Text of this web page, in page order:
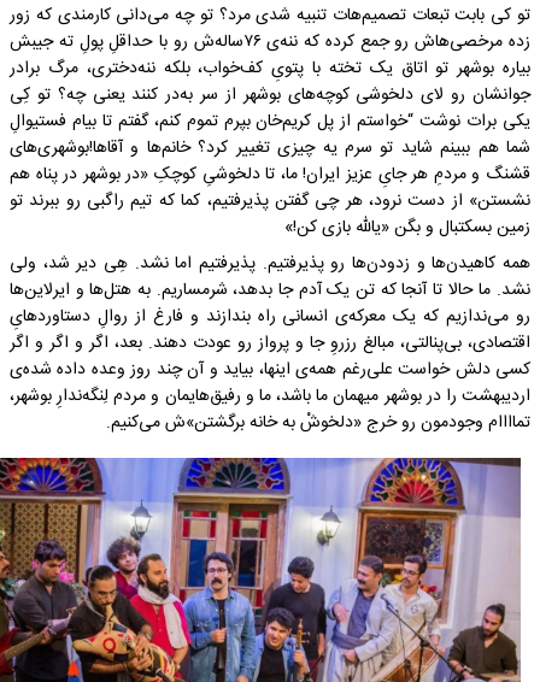
تو کی بابت تبعات تصمیم‌هات تنبیه شدی مرد؟ تو چه می‌دانی کارمندی که زور
زده مرخصی‌هاش رو جمع کرده که ننه‌ی ۷۶ساله‌ش رو با حداقلِ پولِ ته جیبش
بیاره بوشهر تو اتاق یک تخته با پتویِ کف‌خواب، بلکه ننه‌دختری، مرگ برادر
جوانشان رو لای دلخوشی کوچه‌های بوشهر از سر به‌در کنند یعنی چه؟ تو کِی
یکی برات نوشت “خواستم از پل کریم‌خان بپرم تموم کنم، گفتم تا بیام فستیوالِ
شما هم ببینم شاید تو سرم یه چیزی تغییر کرد؟ ‌‎خانم‌ها و آقاها!‌‎بوشهری‌های
قشنگ و مردمِ هر جایِ عزیز ایران! ‌‎ما، تا دلخوشیِ کوچکِ «در بوشهر در پناه هم
نشستن» از دست نرود، هر چی گفتن پذیرفتیم، کما که تیم راگبی رو ببرند تو
زمین بسکتبال و بگن «یالله بازی کن!»
همه کاهیدن‌ها و زدودن‌ها رو پذیرفتیم. ‌‎پذیرفتیم اما نشد. هِی دیر شد، ولی
نشد. ‌‎ما حالا تا آنجا که تن یک آدم جا بدهد، شرمساریم. ‌‎به هتل‌ها و ایرلاین‌ها
رو می‌ندازیم که یک معرکه‌ی انسانی راه بندازند و فارغ از روالِ دستاوردهایِ
اقتصادی، بی‌پنالتی، مبالغ رزروِ جا و پرواز رو عودت دهند. ‌‎بعد، اگر و اگر و اگر
کسی دلش خواست علی‌رغم همه‌ی اینها، بیاید و آن چند روز وعده داده شده‌ی
اردیبهشت را در بوشهر میهمان ما باشد، ما و رفیق‌هایمان و مردم لِنگه‌ندارِ بوشهر،
تماااام وجودمون رو خرج «دلخوشْ‌ به خانه برگشتن»ش می‌کنیم.